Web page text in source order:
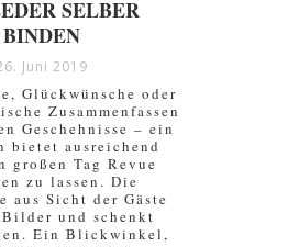
SELBER
BINDEN
Juni 2019
Glückwünsche oder
Zusammenfassen
Geschehnisse – ein
bietet ausreichend
großen Tag Revue
zu lassen. Die
aus Sicht der Gäste
und schenkt
Ein Blickwinkel,